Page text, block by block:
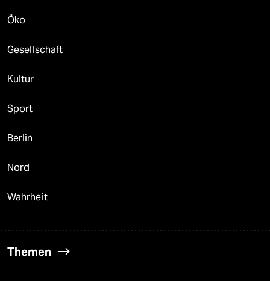
Öko
Gesellschaft
Kultur
Sport
Berlin
Nord
Wahrheit
Themen